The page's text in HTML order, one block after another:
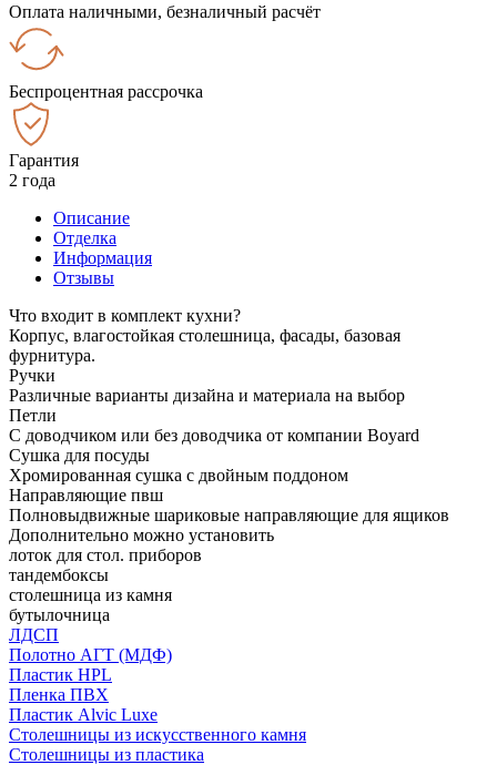
Оплата наличными, безналичный расчёт
Беспроцентная рассрочка
Гарантия
2 года
Описание
Отделка
Информация
Отзывы
Что входит в комплект кухни?
Корпус, влагостойкая столешница, фасады, базовая
фурнитура.
Ручки
Различные варианты дизайна и материала на выбор
Петли
С доводчиком или без доводчика от компании Boyard
Сушка для посуды
Хромированная сушка с двойным поддоном
Направляющие пвш
Полновыдвижные шариковые направляющие для ящиков
Дополнительно можно установить
лоток для стол. приборов
тандембоксы
столешница из камня
бутылочница
ЛДСП
Полотно АГТ (МДФ)
Пластик HPL
Пленка ПВХ
Пластик Alvic Luxe
Столешницы из искусственного камня
Столешницы из пластика